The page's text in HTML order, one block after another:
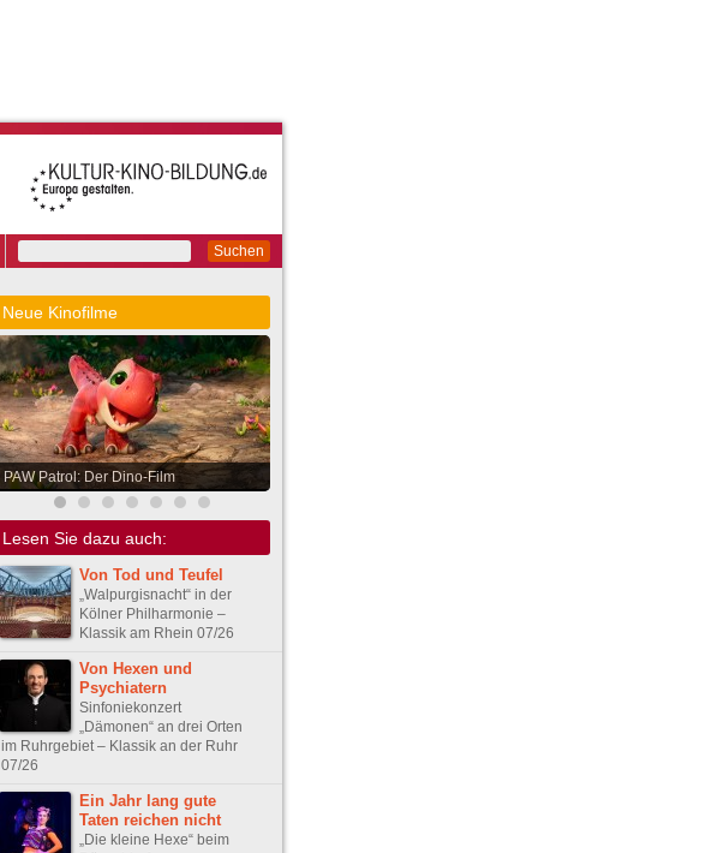
Suchen
Neue Kinofilme
PAW Patrol: Der Dino-Film
Lesen Sie dazu auch:
Von Tod und Teufel
„Walpurgisnacht“ in der
Kölner Philharmonie –
Klassik am Rhein 07/26
Von Hexen und
Psychiatern
Sinfoniekonzert
„Dämonen“ an drei Orten
im Ruhrgebiet – Klassik an der Ruhr
07/26
Ein Jahr lang gute
Taten reichen nicht
„Die kleine Hexe“ beim